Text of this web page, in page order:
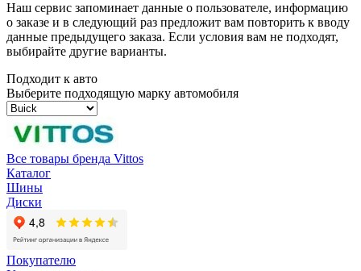
Наш сервис запоминает данные о пользователе, информацию
о заказе и в следующий раз предложит вам повторить к вводу
данные предыдущего заказа. Если условия вам не подходят,
выбирайте другие варианты.
Подходит к авто
Выберите подходящую марку автомобиля
Все товары бренда Vittos
Каталог
Шины
Диски
Покупателю